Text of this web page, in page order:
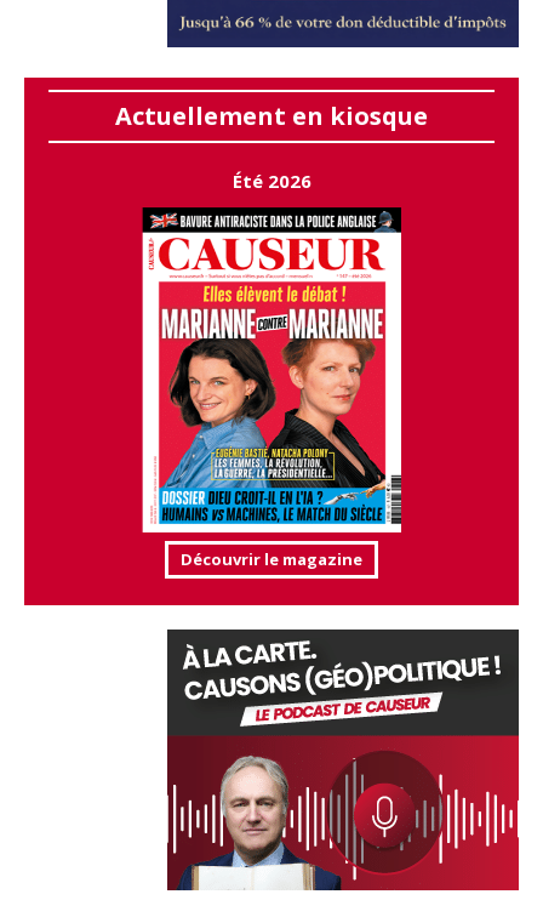
Actuellement en kiosque
Été 2026
Découvrir le magazine